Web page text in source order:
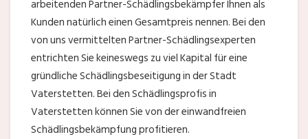
arbeitenden Partner-Schädlingsbekämpfer Ihnen als
Kunden natürlich einen Gesamtpreis nennen. Bei den
von uns vermittelten Partner-Schädlingsexperten
entrichten Sie keineswegs zu viel Kapital für eine
gründliche Schädlingsbeseitigung in der Stadt
Vaterstetten. Bei den Schädlingsprofis in
Vaterstetten können Sie von der einwandfreien
Schädlingsbekämpfung profitieren.